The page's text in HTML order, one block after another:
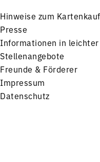
Hinweise zum Kartenkauf
Presse
Informationen in leichter
Stellenangebote
Freunde & Förderer
Impressum
Datenschutz